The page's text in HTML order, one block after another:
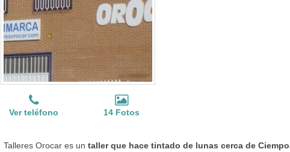
Ver teléfono 14 Fotos
Talleres Orocar es un taller que hace tintado de lunas cerca de